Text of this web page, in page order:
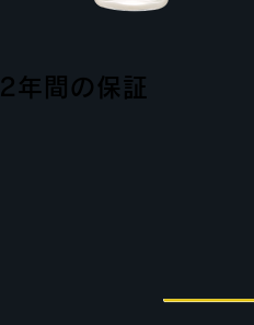
2年間の保証